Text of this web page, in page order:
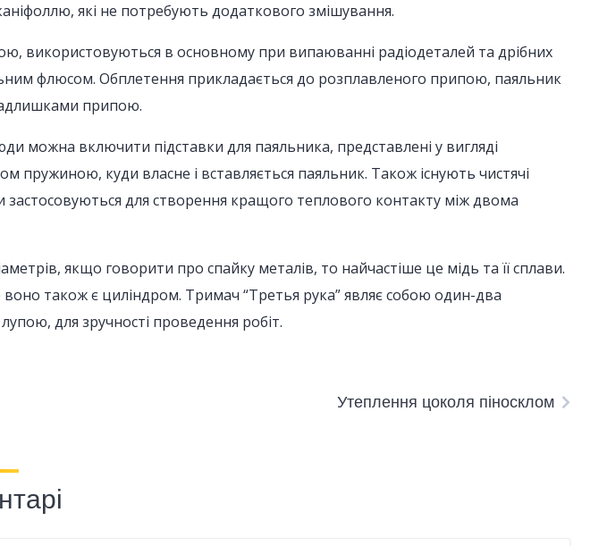
які не потребують додаткового змішування.
використовуються в основному при випаюванні радіодеталей та дрібних
флюсом. Обплетення прикладається до розплавленого припою, паяльник
припою.
можна включити підставки для паяльника, представлені у вигляді
куди власне і вставляється паяльник. Також існують чистячі
для створення кращого теплового контакту між двома
якщо говорити про спайку металів, то найчастіше це мідь та її сплави.
також є циліндром. Тримач “Третья рука” являє собою один-два
для зручності проведення робіт.
Утеплення цоколя піносклом